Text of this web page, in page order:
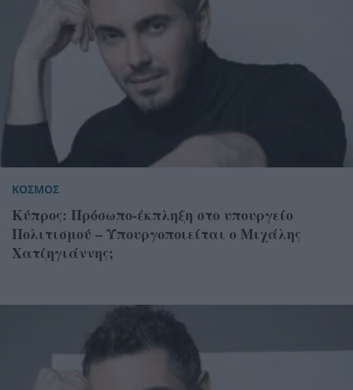
ΚΟΣΜΟΣ
Κύπρος: Πρόσωπο-έκπληξη στο υπουργείο
Πολιτισμού – Υπουργοποιείται ο Μιχάλης
Χατζηγιάννης;